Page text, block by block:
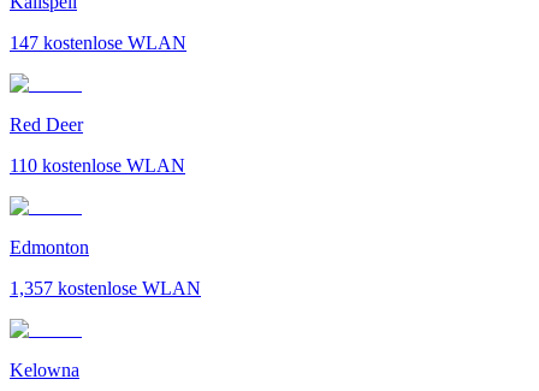
147 kostenlose WLAN
Red Deer
110 kostenlose WLAN
Edmonton
1,357 kostenlose WLAN
Kelowna